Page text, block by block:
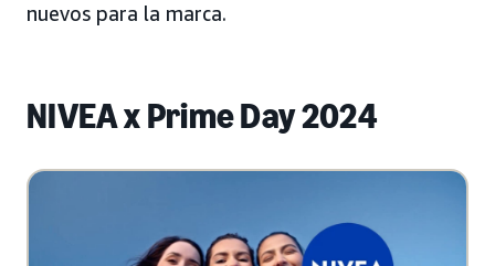
nuevos para la marca.
NIVEA x Prime Day 2024